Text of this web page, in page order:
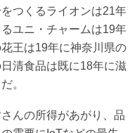
つくるライオンは21年
ユニ・チャームは19年
王は19年に神奈川県の
清食品は既に18年に滋
。
んの所得があがり、品